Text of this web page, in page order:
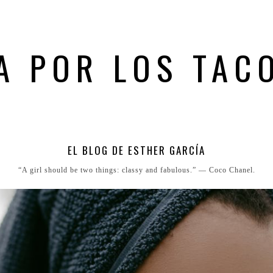
POR LOS
EL BLOG DE ESTHER GARCÍA
“A girl should be two things: classy and fabulous.” ― Coco Chanel.